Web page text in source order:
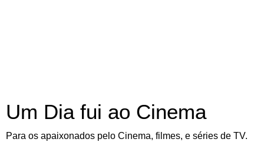
Um Dia fui ao Cinema
Para os apaixonados pelo Cinema, filmes, e séries de TV.